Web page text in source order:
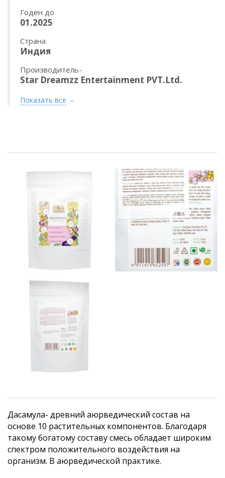
Годен до
01.2025
Страна
Индия
Производитель-
Star Dreamzz Entertainment PVT.Ltd.
Показать все
Дасамула- древний аюрведический состав на
основе 10 растительных компонентов. Благодаря
такому богатому составу смесь обладает широким
спектром положительного воздействия на
организм. В аюрведической практике.